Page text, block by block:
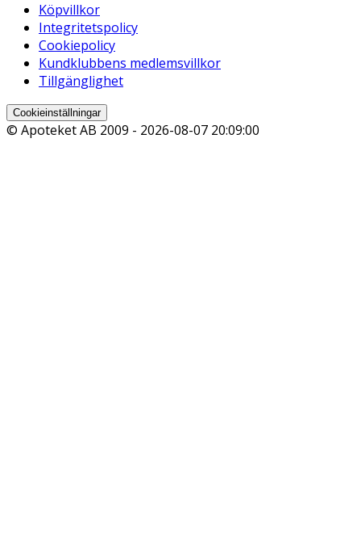
Köpvillkor
Integritetspolicy
Cookiepolicy
Kundklubbens medlemsvillkor
Tillgänglighet
Cookieinställningar
© Apoteket AB 2009 - 2026-08-07 20:09:00